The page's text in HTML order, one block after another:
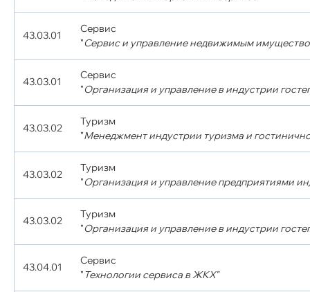
43.03.01
Сервис
"Сервис и управление недвижимым
43.03.01
Сервис
"Организация и управление в индустрии
43.03.02
Туризм
"Менеджмент индустрии туризма и
43.03.02
Туризм
"Организация и управление предприятиями
43.03.02
Туризм
"Организация и управление в индустрии
43.04.01
Сервис
"Технологии сервиса в ЖКХ"